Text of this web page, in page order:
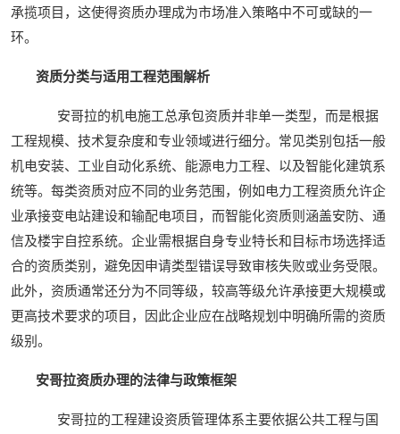
承揽项目，这使得资质办理成为市场准入策略中不可或缺的一
环。
资质分类与适用工程范围解析
安哥拉的机电施工总承包资质并非单一类型，而是根据
工程规模、技术复杂度和专业领域进行细分。常见类别包括一般
机电安装、工业自动化系统、能源电力工程、以及智能化建筑系
统等。每类资质对应不同的业务范围，例如电力工程资质允许企
业承接变电站建设和输配电项目，而智能化资质则涵盖安防、通
信及楼宇自控系统。企业需根据自身专业特长和目标市场选择适
合的资质类别，避免因申请类型错误导致审核失败或业务受限。
此外，资质通常还分为不同等级，较高等级允许承接更大规模或
更高技术要求的项目，因此企业应在战略规划中明确所需的资质
级别。
安哥拉资质办理的法律与政策框架
安哥拉的工程建设资质管理体系主要依据公共工程与国